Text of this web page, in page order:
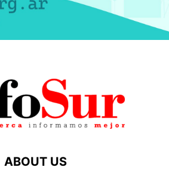
ABOUT US